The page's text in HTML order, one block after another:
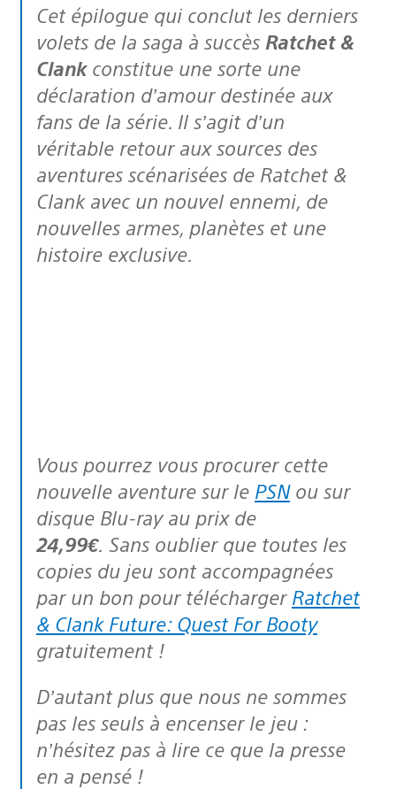
Cet épilogue qui conclut les derniers
volets de la saga à succès Ratchet &
Clankconstitue une sorte une
déclaration d’amour destinée aux
fans de la série. Il s’agit d’un
véritable retour aux sources des
aventures scénarisées de Ratchet &
Clank avec un nouvel ennemi, de
nouvelles armes, planètes et une
histoire exclusive.
Vous pourrez vous procurer cette
nouvelle aventure sur le PSNou sur
disque Blu-ray au prix de
24,99€. Sans oublier que toutes les
copies du jeu sont accompagnées
par un bon pour télécharger Ratchet
& Clank Future: Quest For Booty
gratuitement !
D’autant plus que nous ne sommes
pas les seuls à encenser le jeu :
n’hésitez pas à lire ce que la presse
en a pensé !